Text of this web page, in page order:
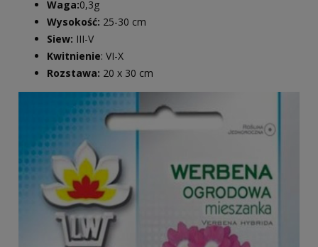
Waga:0,3g
Wysokość: 25-30 cm
Siew: III-V
Kwitnienie: VI-X
Rozstawa: 20 x 30 cm